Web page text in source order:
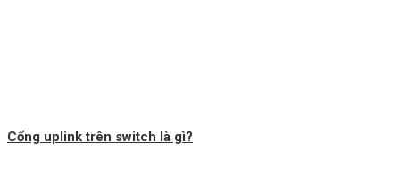
Cổng uplink trên switch là gì?